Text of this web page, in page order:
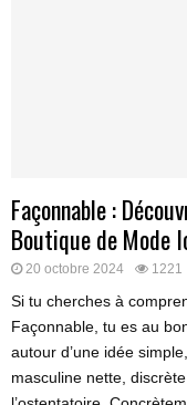
Façonnable :
Boutique de Mode
20 octobre 2024 1221
Si tu cherches à
Façonnable, tu es au
autour d’une idée
masculine nette,